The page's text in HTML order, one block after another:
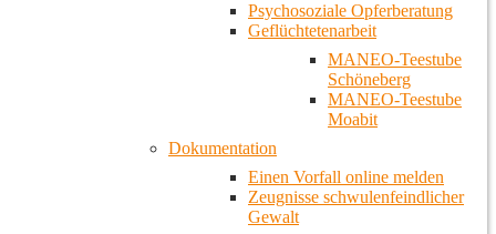
Psychosoziale Opferberatung
Geflüchtetenarbeit
MANEO-Teestube
Schöneberg
MANEO-Teestube
Moabit
Dokumentation
Einen Vorfall online melden
Zeugnisse schwulenfeindlicher
Gewalt